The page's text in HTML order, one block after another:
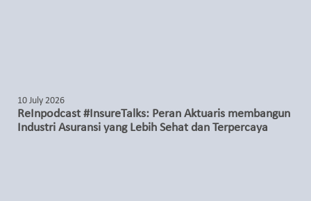
10 July 2026
ReInpodcast #InsureTalks: Peran Aktuaris membangun
Industri Asuransi yang Lebih Sehat dan Terpercaya